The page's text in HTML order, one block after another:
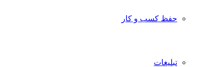
حفظ کسب و کار
تبلیغات